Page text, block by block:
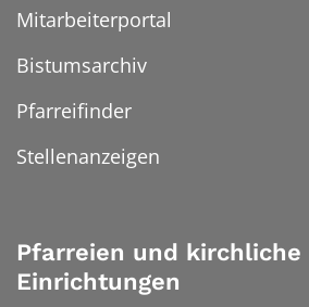
Mitarbeiterportal
Bistumsarchiv
Pfarreifinder
Stellenanzeigen
Pfarreien und kirchliche
Einrichtungen